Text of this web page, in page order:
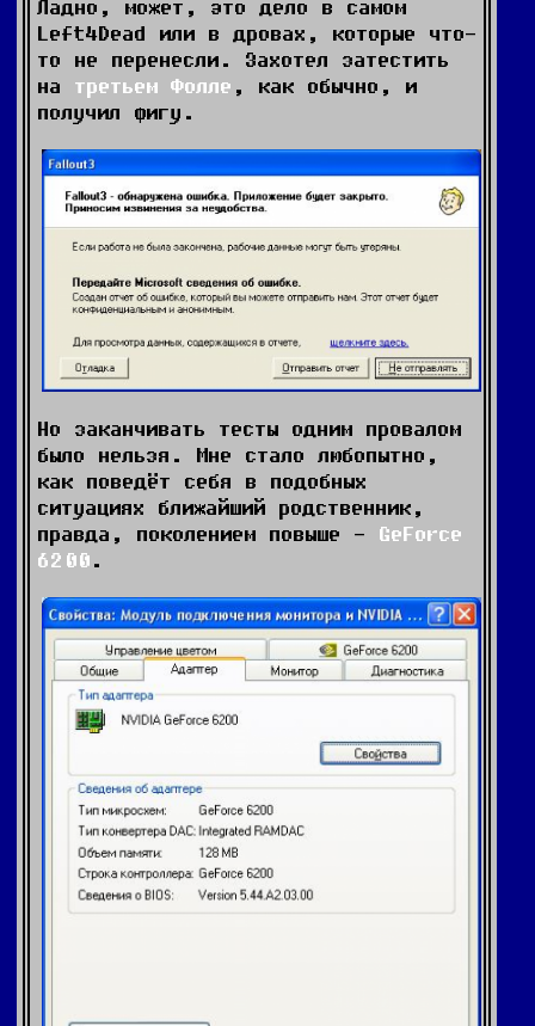
Ладно, может, это дело в самом
Left4Dead или в дровах, которые что-
то не перенесли. Захотел затестить
на третьем Фолле , как обычно, и
получил фигу.
Но заканчивать тесты одним провалом
было нельзя. Мне стало любопытно,
как поведёт себя в подобных
ситуациях ближайший родственник,
правда, поколением повыше - GeForce
6200.